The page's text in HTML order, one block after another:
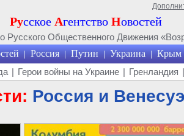
Русское Агентство Новостей
Русского Общественного Движения
| Россия | Путин | Украина | Крым
| Герои войны на Украине | Гренландия |
Россия и